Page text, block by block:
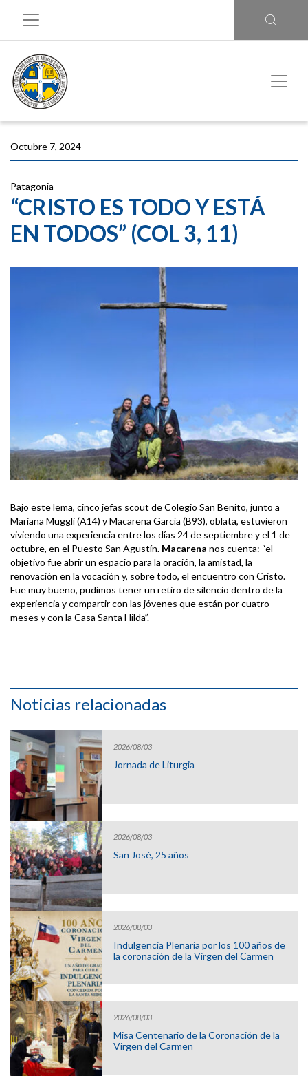
Octubre 7, 2024
Patagonia
“CRISTO ES TODO Y ESTÁ
EN TODOS” (COL 3, 11)
Bajo este lema, cinco jefas scout de Colegio San Benito, junto a
Mariana Muggli (A14) y Macarena García (B93), oblata, estuvieron
viviendo una experiencia entre los días 24 de septiembre y el 1 de
octubre, en el Puesto San Agustín. Macarena nos cuenta: “el
objetivo fue abrir un espacio para la oración, la amistad, la
renovación en la vocación y, sobre todo, el encuentro con Cristo.
Fue muy bueno, pudimos tener un retiro de silencio dentro de la
experiencia y compartir con las jóvenes que están por cuatro
meses y con la Casa Santa Hilda”.
Noticias relacionadas
2026/08/03
Jornada de Liturgia
2026/08/03
San José, 25 años
2026/08/03
Indulgencia Plenaria por los 100 años de
la coronación de la Virgen del Carmen
2026/08/03
Misa Centenario de la Coronación de la
Virgen del Carmen